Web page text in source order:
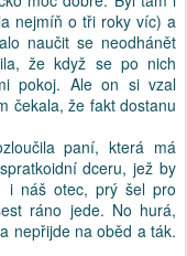
nejmíň o tři roky víc) a
naučit se neodhánět
že když se po nich
pokoj. Ale on si vzal
čekala, že fakt dostanu
paní, která má
dceru, jež by
i náš otec, prý šel pro
ráno jede. No hurá,
nepřijde na oběd a ták.